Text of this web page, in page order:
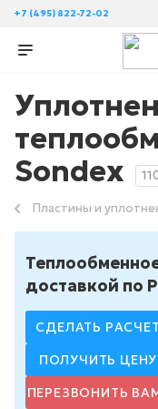
+7 (495) 822-72-02
Sondex
Пластины и
доставкой по
СДЕЛАТЬ РАСЧЕТ
ПОЛУЧИТЬ ЦЕНУ
ПЕРЕЗВОНИТЬ